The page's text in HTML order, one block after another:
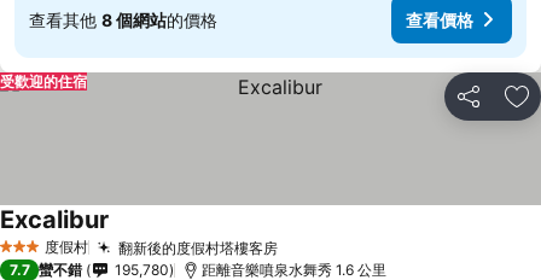
查看其他 8 個網站的價格 查看價格
分享 加
受歡迎的住宿
3 星級 度假村 翻新後的度假村塔樓客房查看價格
Excalibur
7.7 蠻不錯 195,780 距離音樂噴泉水舞秀 1.6 公里